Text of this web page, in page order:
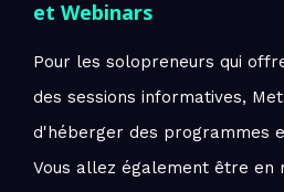
et Webinars
Pour les solopreneurs qui
des sessions informatives,
d'héberger des programmes
Vous allez également être en